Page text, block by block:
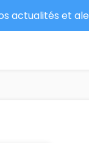
actualités et